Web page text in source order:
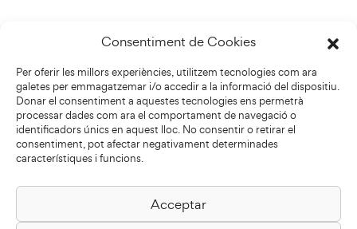
Consentiment de Cookies
Per oferir les millors experiències, utilitzem tecnologies com ara
galetes per emmagatzemar i/o accedir a la informació del dispositiu.
Donar el consentiment a aquestes tecnologies ens permetrà
processar dades com ara el comportament de navegació o
identificadors únics en aquest lloc. No consentir o retirar el
consentiment, pot afectar negativament determinades
característiques i funcions.
Acceptar
Biblioteca Pilarin Bayés